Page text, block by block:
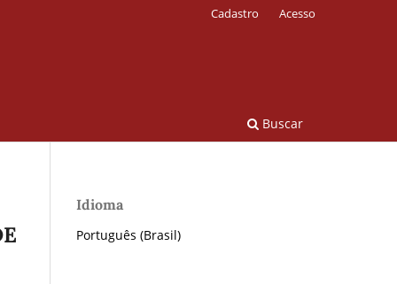
Buscar
Cadastro Acesso
Idioma
Português (Brasil)